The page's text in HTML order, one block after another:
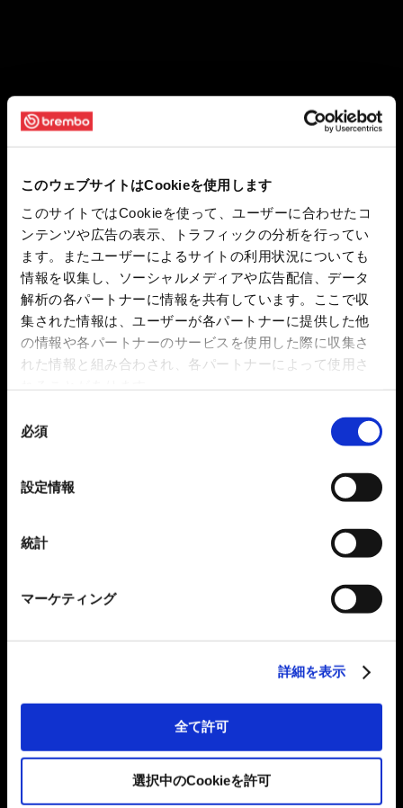
このウェブサイトはCookieを使用します
このサイトではCookieを使って、ユーザーに合わせたコ
ンテンツや広告の表示、トラフィックの分析を行ってい
ます。またユーザーによるサイトの利用状況についても
情報を収集し、ソーシャルメディアや広告配信、データ
解析の各パートナーに情報を共有しています。ここで収
集された情報は、ユーザーが各パートナーに提供した他
の情報や各パートナーのサービスを使用した際に収集さ
れた情報と組み合わされ、各パートナーによって使用さ
必須
設定情報
統計
マーケティング
詳細を表示
全て許可
選択中のCookieを許可